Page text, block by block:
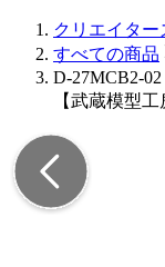
クリエイター
すべての商品
D-27MCB2-
【武蔵模型